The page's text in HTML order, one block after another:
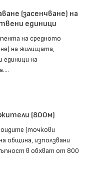
(засенчване) на
единици
на средното
на жилищата,
единици на
(800м)
(точкови
община, използвани
в обхват от 800